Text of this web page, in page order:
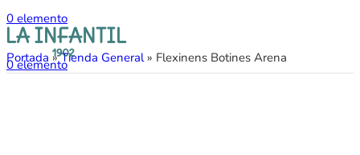
0 elemento
0elemento
Portada »Tienda General» Flexinens Botines Arena